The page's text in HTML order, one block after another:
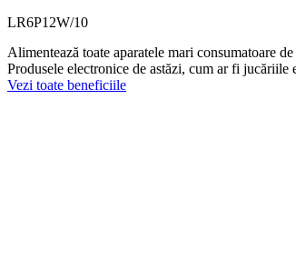
LR6P12W/10
Alimentează toate aparatele mari consumatoare
Produsele electronice de astăzi, cum ar fi
Vezi toate beneficiile